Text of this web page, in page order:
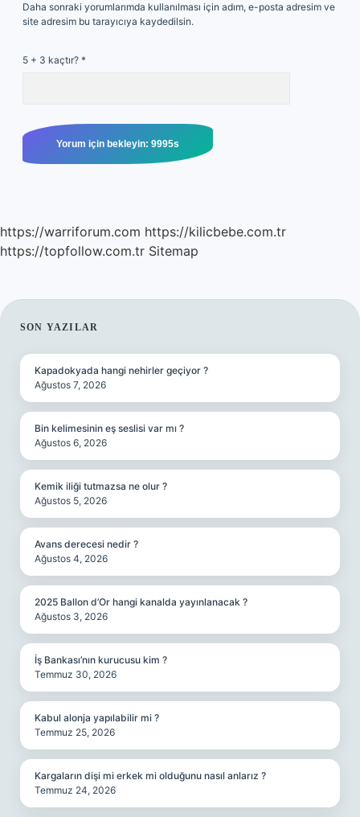
Daha sonraki yorumlarımda kullanılması için adım, e-posta adresim ve
site adresim bu tarayıcıya kaydedilsin.
5 + 3 kaçtır? *
https://warriforum.com https://kilicbebe.com.tr
https://topfollow.com.tr Sitemap
SIDEBAR
SON YAZILAR
Kapadokyada hangi nehirler geçiyor ?
Ağustos 7, 2026
Bin kelimesinin eş seslisi var mı ?
Ağustos 6, 2026
Kemik iliği tutmazsa ne olur ?
Ağustos 5, 2026
Avans derecesi nedir ?
Ağustos 4, 2026
2025 Ballon d’Or hangi kanalda yayınlanacak ?
Ağustos 3, 2026
İş Bankası’nın kurucusu kim ?
Temmuz 30, 2026
Kabul alonja yapılabilir mi ?
Temmuz 25, 2026
Kargaların dişi mi erkek mi olduğunu nasıl anlarız ?
Temmuz 24, 2026